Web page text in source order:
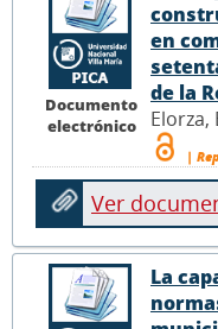
Documento
electrónico
en
de la
Elorza,
|
Ver
La